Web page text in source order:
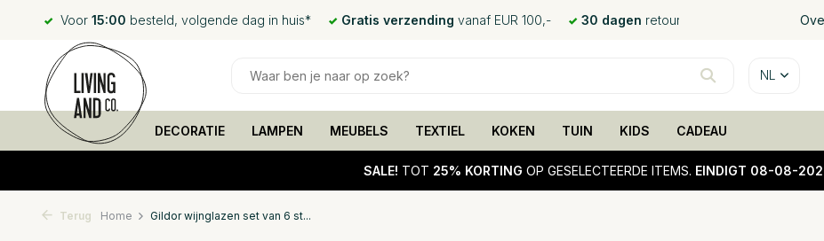
Voor 15:00 besteld, volgende dag in huis* Gratis verzending vanaf EUR 100,- 30 dagen retour
NL
DECORATIE LAMPEN MEUBELS TEXTIEL KOKEN TUIN KIDS CADEAU
SALE! TOT 25% KORTING OP GESELECTEERDE ITEMS. EINDIGT 08-08-
Terug Home Gildor wijnglazen set van 6 st...